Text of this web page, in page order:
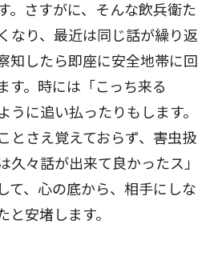
。さすがに、そんな飲兵衛た
なり、最近は同じ話が繰り返
知したら即座に安全地帯に回
す。時には「こっち来る
うに追い払ったりもします。
とさえ覚えておらず、害虫扱
久々話が出来て良かったス」
て、心の底から、相手にしな
と安堵します。